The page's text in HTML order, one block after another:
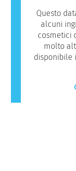
Questo
alcuni
cosmetici
molto
disponibile